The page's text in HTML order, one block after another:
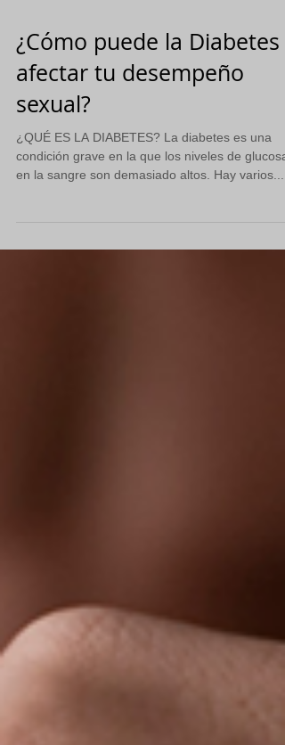
¿Cómo puede la Diabetes
afectar tu desempeño
sexual?
¿QUÉ ES LA DIABETES? La diabetes es una
condición grave en la que los niveles de glucosa